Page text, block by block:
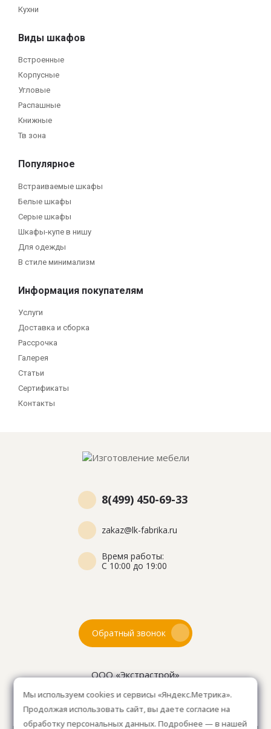
Кухни
Виды шкафов
Встроенные
Корпусные
Угловые
Распашные
Книжные
Тв зона
Популярное
Встраиваемые шкафы
Белые шкафы
Серые шкафы
Шкафы-купе в нишу
Для одежды
В стиле минимализм
Информация покупателям
Услуги
Доставка и сборка
Рассрочка
Галерея
Статьи
Сертификаты
Контакты
8(499) 450-69-33
zakaz@lk-fabrika.ru
Время работы:
С 10:00 до 19:00
Обратный звонок
ООО «Экстрастрой»
ОГРН 1157746804753
Как проехать: 15км от Мкад, в среднем 10-15 мин. на
Мы используем cookies и сервисы «Яндекс.Метрика».
Продолжая использовать сайт, вы даете согласие на
обработку персональных данных. Подробнее — в нашей